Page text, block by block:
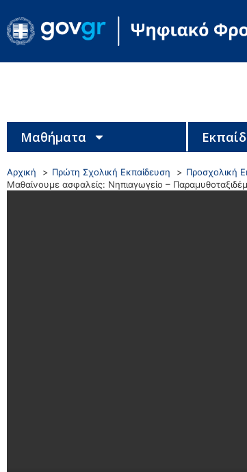
Μαθήματα
Αρχική Πρώτη Σχολική Εκπαίδευση Προσχολική
Μαθαίνουμε ασφαλείς: Νηπιαγωγείο –